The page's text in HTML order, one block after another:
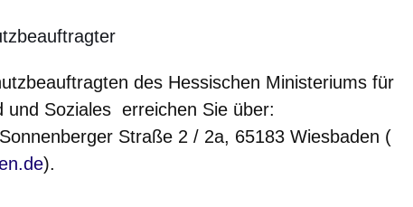
des Hessischen Ministeriums für
und Soziales erreichen Sie über:
Straße 2 / 2a, 65183 Wiesbaden (
).